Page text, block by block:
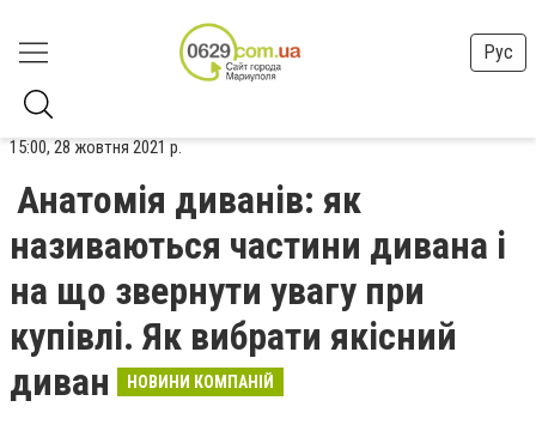
Рус
15:00, 28 жовтня 2021 р.
Анатомія диванів: як
називаються частини дивана і
на що звернути увагу при
купівлі. Як вибрати якісний
диван
НОВИНИ КОМПАНІЙ